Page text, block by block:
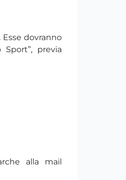
. Esse dovranno
previa
alla mail